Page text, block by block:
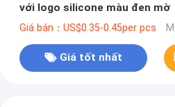
với logo silicone màu đen mờ
Giá bán：US$0.35-0.45per pcs
Giá tốt nhất